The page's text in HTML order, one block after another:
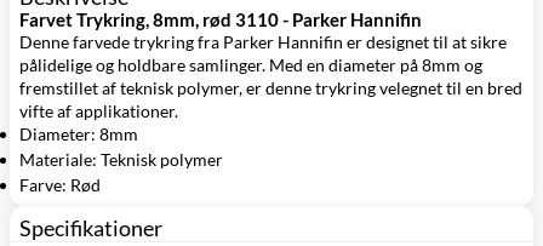
Farvet Trykring, 8mm, rød 3110 - Parker Hannifin
Denne farvede trykring fra Parker Hannifin er designet til at sikre
pålidelige og holdbare samlinger. Med en diameter på 8mm og
fremstillet af teknisk polymer, er denne trykring velegnet til en bred
vifte af applikationer.
Diameter: 8mm
Materiale: Teknisk polymer
Farve: Rød
Specifikationer